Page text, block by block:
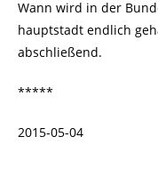
Wann wird in der
hauptstadt endlich
abschließend.
*****
2015-05-04